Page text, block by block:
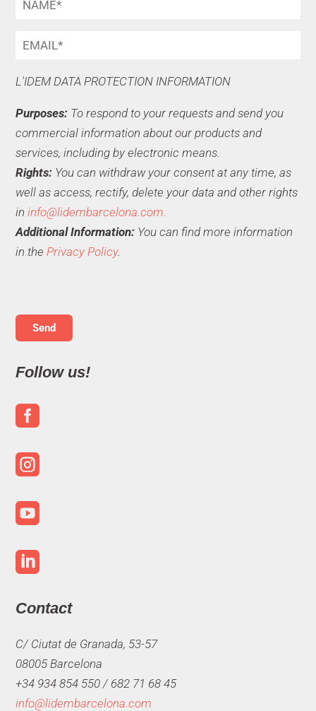
L'IDEM DATA PROTECTION INFORMATION
Purposes: To respond to your requests and send you
commercial information about our products and
services, including by electronic means.
Rights: You can withdraw your consent at any time, as
well as access, rectify, delete your data and other rights
ininfo@lidembarcelona.com.
Additional Information: You can find more information
in thePrivacy Policy.
Follow us!




Contact
C/ Ciutat de Granada, 53-57
08005 Barcelona
+34 934 854 550 / 682 71 68 45
info@lidembarcelona.com